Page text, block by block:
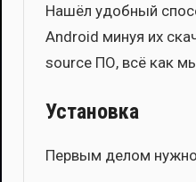
Нашёл удоб­ный
Android минуя их
source ПО, всё как
Установка
Пер­вым делом нуж­но